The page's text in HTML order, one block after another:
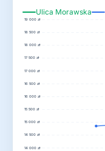
Ulica Morawska
14 000 zł
14 500 zł
15 000 zł
15 500 zł
16 000 zł
16 500 zł
17 000 zł
17 500 zł
18 000 zł
18 500 zł
19 000 zł